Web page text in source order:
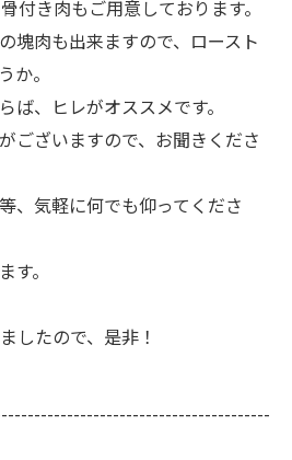
付き肉もご用意しております。
塊肉も出来ますので、ロースト
か。
ば、ヒレがオススメです。
ございますので、お聞きくださ
、気軽に何でも仰ってくださ
す。
したので、是非！